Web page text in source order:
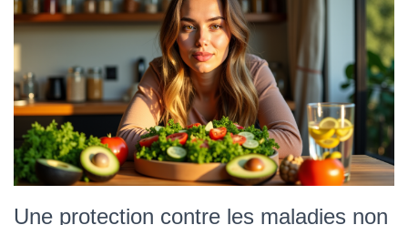
Une protection contre les maladies non